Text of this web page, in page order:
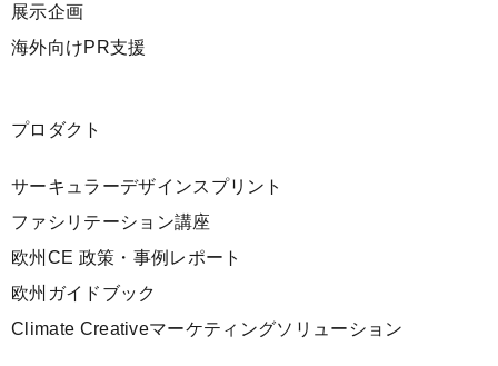
展示企画
海外向けPR支援
プロダクト
サーキュラーデザインスプリント
ファシリテーション講座
欧州CE 政策・事例レポート
欧州ガイドブック
Climate Creativeマーケティングソリューション